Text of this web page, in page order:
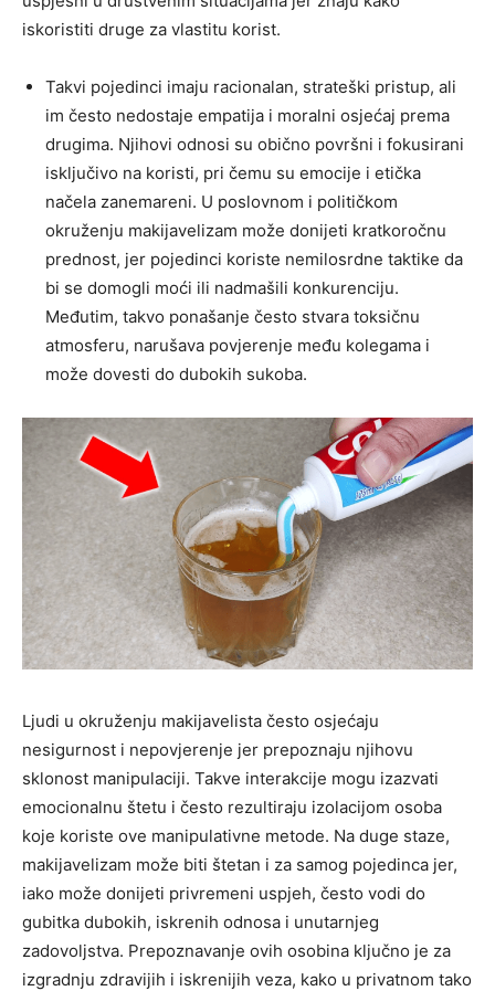
iskoristiti druge za vlastitu korist.
Takvi pojedinci imaju racionalan, strateški pristup, ali
im često nedostaje empatija i moralni osjećaj prema
drugima. Njihovi odnosi su obično površni i fokusirani
isključivo na koristi, pri čemu su emocije i etička
načela zanemareni. U poslovnom i političkom
okruženju makijavelizam može donijeti kratkoročnu
prednost, jer pojedinci koriste nemilosrdne taktike da
bi se domogli moći ili nadmašili konkurenciju.
Međutim, takvo ponašanje često stvara toksičnu
atmosferu, narušava povjerenje među kolegama i
može dovesti do dubokih sukoba.
Ljudi u okruženju makijavelista često osjećaju
nesigurnost i nepovjerenje jer prepoznaju njihovu
sklonost manipulaciji. Takve interakcije mogu izazvati
emocionalnu štetu i često rezultiraju izolacijom osoba
koje koriste ove manipulativne metode. Na duge staze,
makijavelizam može biti štetan i za samog pojedinca jer,
iako može donijeti privremeni uspjeh, često vodi do
gubitka dubokih, iskrenih odnosa i unutarnjeg
zadovoljstva. Prepoznavanje ovih osobina ključno je za
izgradnju zdravijih i iskrenijih veza, kako u privatnom tako